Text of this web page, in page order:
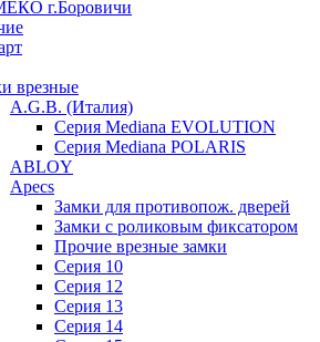
г.Боровичи
врезные
A.G.B. (Италия)
Серия Mediana EVOLUTION
Серия Mediana POLARIS
ABLOY
Apecs
Замки для противопож. дверей
Замки с роликовым фиксатором
Прочие врезные замки
Серия 10
Серия 12
Серия 13
Серия 14